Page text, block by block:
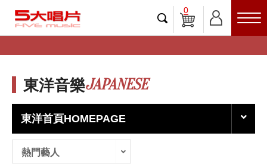
0
東洋音樂JAPANESE
東洋首頁HOMEPAGE
熱門藝人